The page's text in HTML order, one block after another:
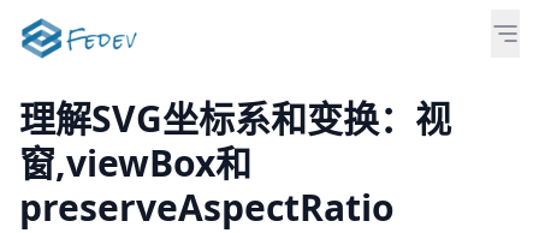
理解SVG坐标系和变换：视
窗,viewBox和
preserveAspectRatio